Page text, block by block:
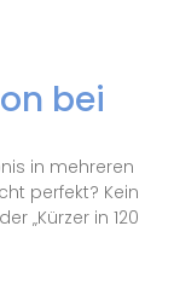
bei
in mehreren
perfekt? Kein
„Kürzer in 120